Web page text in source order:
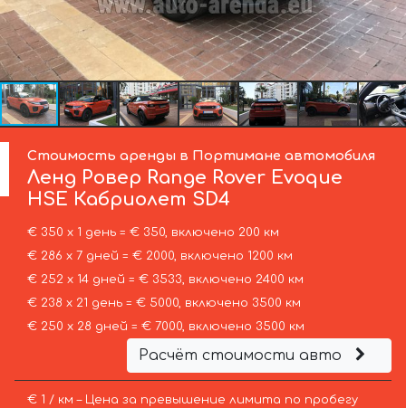
Стоимость аренды в Портимане автомобиля
Ленд Ровер Range Rover Evoque
HSE Кабриолет SD4
€ 350 х 1 день = € 350, включено 200 км
€ 286 х 7 дней = € 2000, включено 1200 км
€ 252 х 14 дней = € 3533, включено 2400 км
€ 238 х 21 день = € 5000, включено 3500 км
€ 250 х 28 дней = € 7000, включено 3500 км
Расчёт стоимости авто
€ 1 / км – Цена за превышение лимита по пробегу